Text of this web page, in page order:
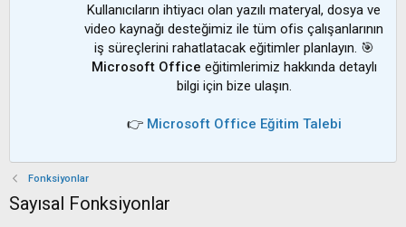
Kullanıcıların ihtiyacı olan yazılı materyal, dosya ve
video kaynağı desteğimiz ile tüm ofis çalışanlarının
iş süreçlerini rahatlatacak eğitimler planlayın. 🎯
Microsoft Office eğitimlerimiz hakkında detaylı
bilgi için bize ulaşın.
👉 Microsoft Office Eğitim Talebi
Fonksiyonlar
Sayısal Fonksiyonlar